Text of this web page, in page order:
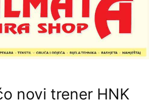
novi trener HNK